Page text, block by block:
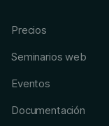
Precios
Seminarios web
Eventos
Documentación